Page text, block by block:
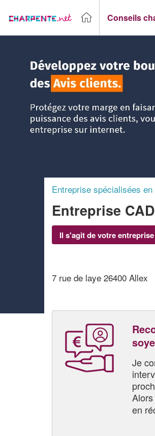
Conseils
Entreprise spécialisées
Entreprise
Il s'agit de votre
7 rue de laye 26400 Allex
Je
Alors
en